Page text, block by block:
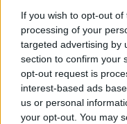
If you wish to opt-out
processing of your
targeted advertising by
section to confirm your
opt-out request is
interest-based ads
us or personal
your opt-out. You may
BREAKING: A
DEBÜTÁLT AZ
ELŐZETESE
2022. május. 04. 15:56
Május negyedike legyen
BREAKING:
THOR-FILM ELSŐ